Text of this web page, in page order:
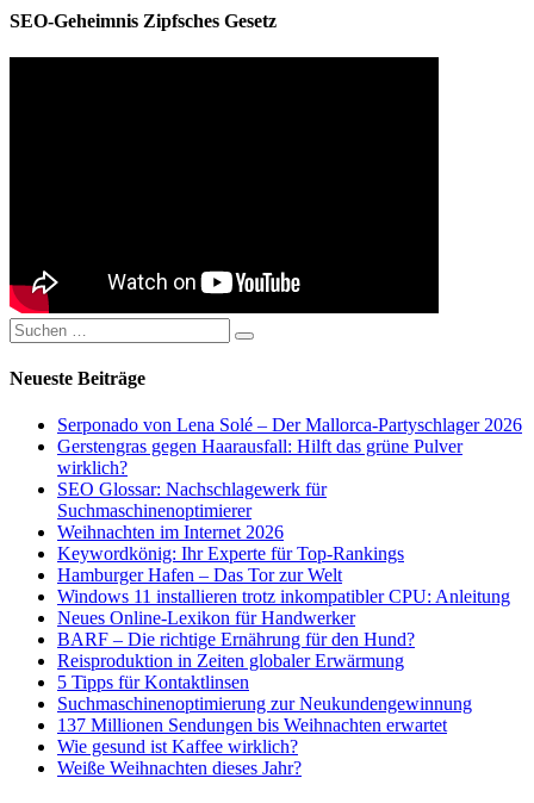
SEO-Geheimnis Zipfsches Gesetz
Suchen
nach:
Suchen
Neueste Beiträge
Serponado von Lena Solé – Der Mallorca-Partyschlager 2026
Gerstengras gegen Haarausfall: Hilft das grüne Pulver
wirklich?
SEO Glossar: Nachschlagewerk für
Suchmaschinenoptimierer
Weihnachten im Internet 2026
Keywordkönig: Ihr Experte für Top-Rankings
Hamburger Hafen – Das Tor zur Welt
Windows 11 installieren trotz inkompatibler CPU: Anleitung
Neues Online-Lexikon für Handwerker
BARF – Die richtige Ernährung für den Hund?
Reisproduktion in Zeiten globaler Erwärmung
5 Tipps für Kontaktlinsen
Suchmaschinenoptimierung zur Neukundengewinnung
137 Millionen Sendungen bis Weihnachten erwartet
Wie gesund ist Kaffee wirklich?
Weiße Weihnachten dieses Jahr?